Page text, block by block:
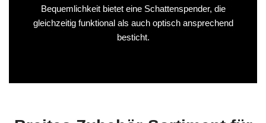
Bequemlichkeit bietet eine Schattenspender, die
gleichzeitig funktional als auch optisch ansprechend
besticht.